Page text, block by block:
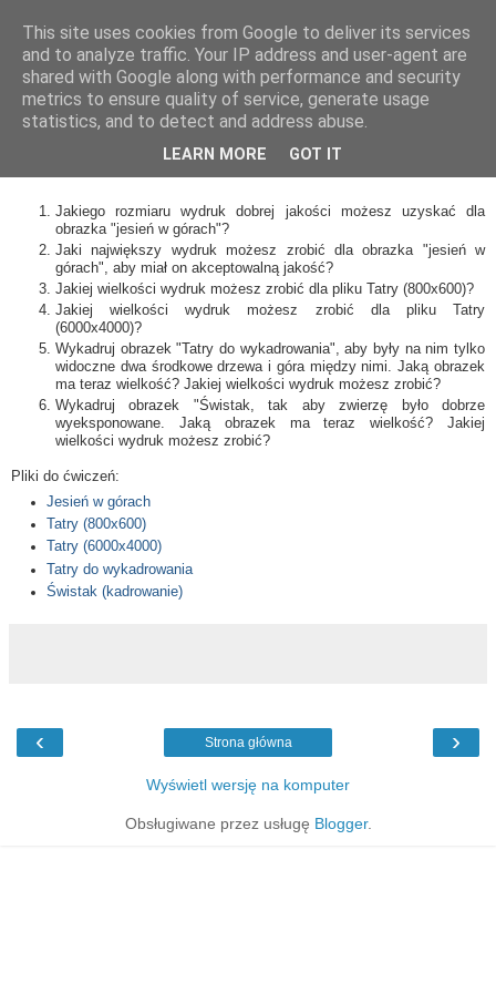
Rozdzielczość obrazka
Jakiego rozmiaru wydruk dobrej jakości możesz uzyskać dla
obrazka "jesień w górach"?
Jaki największy wydruk możesz zrobić dla obrazka "jesień w
górach", aby miał on akceptowalną jakość?
Jakiej wielkości wydruk możesz zrobić dla pliku Tatry (800x600)?
Jakiej wielkości wydruk możesz zrobić dla pliku Tatry
(6000x4000)?
Wykadruj obrazek "Tatry do wykadrowania", aby były na nim tylko
widoczne dwa środkowe drzewa i góra między nimi. Jaką obrazek
ma teraz wielkość? Jakiej wielkości wydruk możesz zrobić?
Wykadruj obrazek "Świstak, tak aby zwierzę było dobrze
wyeksponowane. Jaką obrazek ma teraz wielkość? Jakiej
wielkości wydruk możesz zrobić?
Pliki do ćwiczeń:
Jesień w górach
Tatry (800x600)
Tatry (6000x4000)
Tatry do wykadrowania
Świstak (kadrowanie)
‹ ›
Strona główna
Wyświetl wersję na komputer
Obsługiwane przez usługę Blogger.
This site uses cookies from Google to deliver its services
and to analyze traffic. Your IP address and user-agent are
shared with Google along with performance and security
metrics to ensure quality of service, generate usage
statistics, and to detect and address abuse.
LEARN MORE GOT IT